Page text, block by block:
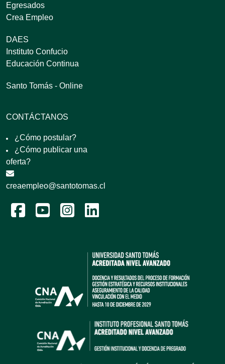
Egresados
Crea Empleo
DAES
Instituto Confucio
Educación Continua
Santo Tomás - Online
CONTÁCTANOS
¿Cómo postular?
¿Cómo publicar una
oferta?
creaempleo@santotomas.cl